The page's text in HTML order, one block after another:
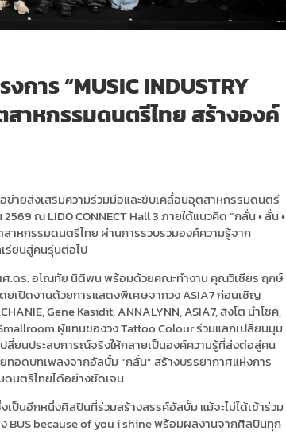
าร “MUSIC INDUSTRY
สาหกรรมดนตรีไทย สร้างองค์
ยส่งเสริมความร่วมมือและขับเคลื่อนอุตสาหกรรมดนตรี
ณ LIDO CONNECT Hall 3 ภายใต้แนวคิด “กลั่น • ลั่น •
าหกรรมดนตรีไทย ผ่านการรวบรวมองค์ความรู้จาก
รียนสู่คนรุ่นต่อไป
.ดร. อโณทัย นิติพน พร้อมด้วยคณะทำงาน คุณวิเชียร ฤกษ์
ยเปิดงานด้วยการแสดงพิเศษจากวง ASIA7 ก่อนเชิญ
Gene Kasidit, ANNALYNN, ASIA7, สิงโต นำโชค,
ผู้แทนของวง Tattoo Colour ร่วมแลกเปลี่ยนมุม
ลี่ยนประสบการณ์จริงให้กลายเป็นองค์ความรู้ที่ส่งต่อสู่คน
อดบทเพลงจากอัลบั้ม “กลั่น” สร้างบรรยากาศแห่งการ
ดนตรีไทยได้อย่างชัดเจน
ป็นอีกหนึ่งศิลปินที่ร่วมสร้างสรรค์อัลบั้ม แม้จะไม่ได้เข้าร่วม
BUS because of you i shine พร้อมผลงานจากศิลปินทุก